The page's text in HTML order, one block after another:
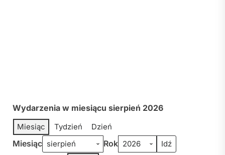
Wydarzenia w miesiącu sierpień 2026
Miesiąc Tydzień Dzień
Miesiąc Rok